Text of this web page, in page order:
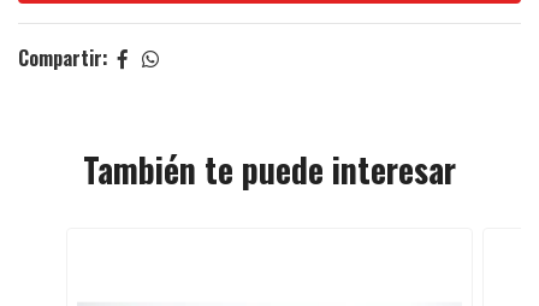
Compartir:
También te puede interesar